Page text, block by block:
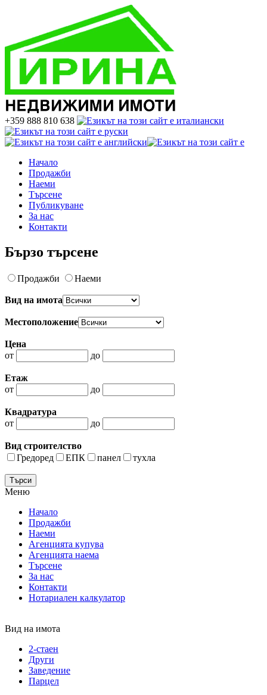
+359 888 810 638
Начало
Продажби
Наеми
Търсене
Публикуване
За нас
Контакти
Бързо търсене
Продажби Наеми
Вид на имота
Местоположение
Цена
от
до
Етаж
от
до
Квадратура
от
до
Вид строителство
Гредоред
ЕПК панел тухла
Меню
Начало
Продажби
Наеми
Агенцията купува
Агенцията наема
Търсене
За нас
Контакти
Нотариален калкулатор
Вид на имота
2-стаен
Други
Заведение
Парцел